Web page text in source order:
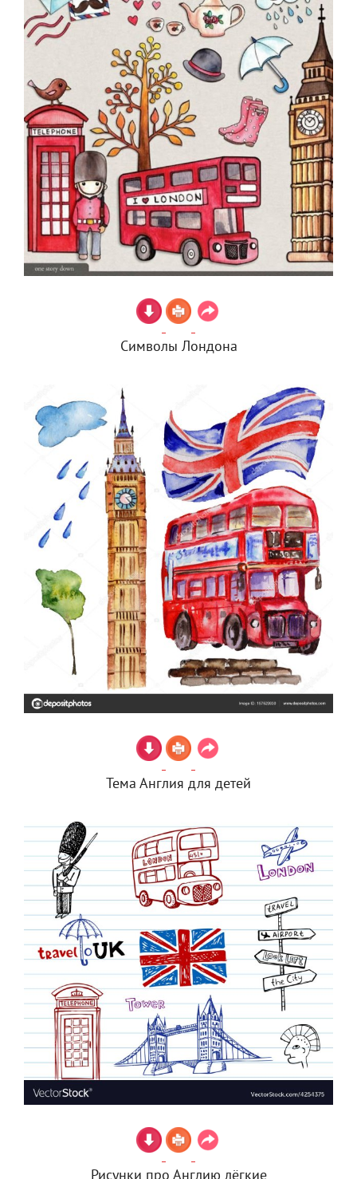
Символы Лондона
Тема Англия для детей